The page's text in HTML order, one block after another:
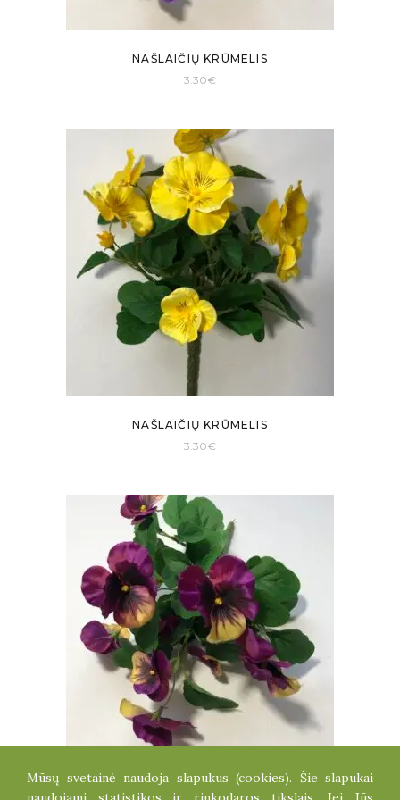
NAŠLAIČIŲ KRŪMELIS
3.30€
NAŠLAIČIŲ KRŪMELIS
3.30€
NAŠLAIČIŲ KRŪMELIS
Mūsų svetainė naudoja slapukus (cookies). Šie slapukai